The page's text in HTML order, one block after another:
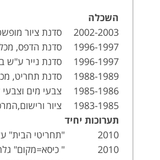
השכלה
2002-2003 סדנת ציור מופשט, בית שרת - גבעתיים
1996-1997 סדנת הדפס, מכללה לאמנות חזותית, ב"ש
1996-1997 סדנת נייר ע"ש בוב לסלי, מכללה לאמנות חזותית, ב"ש
1988-1989 סדנת תחריט, מכללה לאמנות חזותית, ב"ש
1985-1986 צבעי מים וצבעי שמן, DCC בולטימור ארה"ב
1983-1985 ציור ורישום,המרכז לאמנות חזותית ב"ש
תערוכות יחיד
2010 "תחריטי הבית" על הגבעה -גלריה לאמנות מיתר,אוצר:חיים מאור
2010 " כיסא=מקום" גלריה אפרטארט, תל אביב,אוצרת: רותם ריטוב